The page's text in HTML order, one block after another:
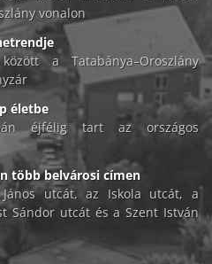
vonalon
a Tatabánya–Oroszlány
életbe
éjfélig tart az országos
több belvárosi címen
utcát, az Iskola utcát, a
Sándor utcát és a Szent István